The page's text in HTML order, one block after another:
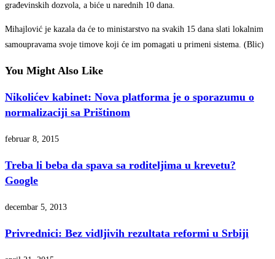
građevinskih dozvola, a biće u narednih 10 dana.
Mihajlović je kazala da će to ministarstvo na svakih 15 dana slati lokalnim
samoupravama svoje timove koji će im pomagati u primeni sistema. (Blic)
You Might Also Like
Nikolićev kabinet: Nova platforma je o sporazumu o
normalizaciji sa Prištinom
februar 8, 2015
Treba li beba da spava sa roditeljima u krevetu?
Google
decembar 5, 2013
Privrednici: Bez vidljivih rezultata reformi u Srbiji